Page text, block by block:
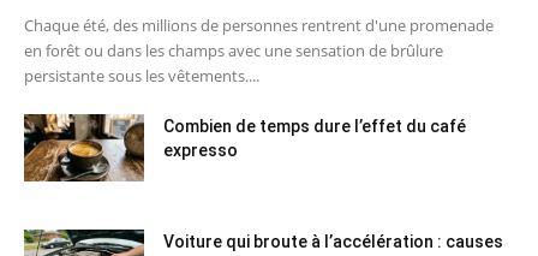
Chaque été, des millions de personnes rentrent d'une promenade
en forêt ou dans les champs avec une sensation de brûlure
persistante sous les vêtements....
Combien de temps dure l’effet du café
expresso
Voiture qui broute à l’accélération : causes